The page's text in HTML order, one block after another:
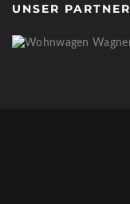
UNSER PARTNER